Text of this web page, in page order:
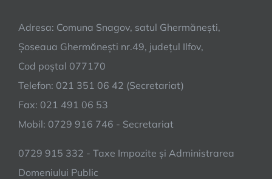
Adresa: Comuna Snagov, satul Ghermănești,
Șoseaua Ghermănești nr.49, județul Ilfov,
Cod poștal 077170
Telefon: 021 351 06 42 (Secretariat)
Fax: 021 491 06 53
Mobil: 0729 916 746 - Secretariat
0729 915 332 - Taxe Impozite și Administrarea
Domeniului Public